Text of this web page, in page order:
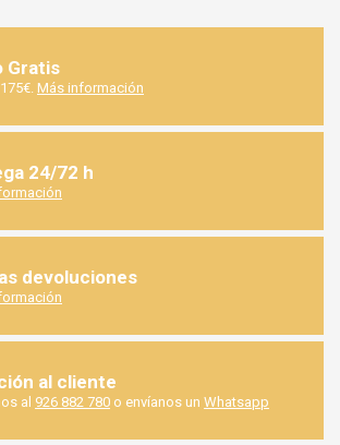
Gratis
Más información
24/72 h
devoluciones
al cliente
al 926 882 780 o envíanos un Whatsapp